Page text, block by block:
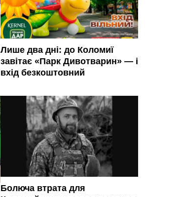
Лише два дні: до Коломиї
завітає «Парк Дивотварин» — і
вхід безкоштовний
Болюча втрата для